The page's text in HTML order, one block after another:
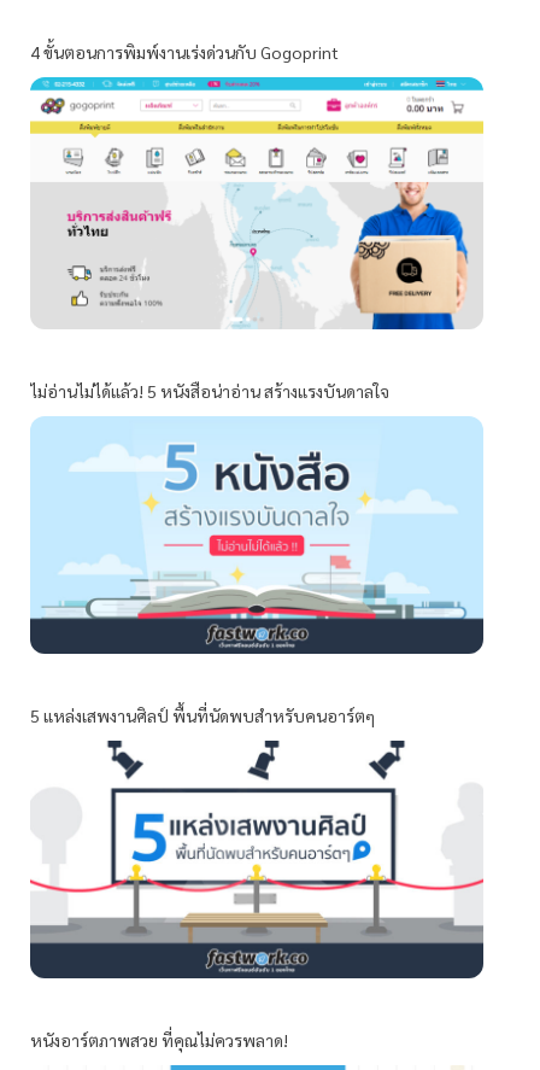
4 ขั้นตอนการพิมพ์งานเร่งด่วนกับ Gogoprint
ไม่อ่านไม่ได้แล้ว! 5 หนังสือน่าอ่าน สร้างแรงบันดาลใจ
5 แหล่งเสพงานศิลป์ พื้นที่นัดพบสำหรับคนอาร์ตๆ
หนังอาร์ตภาพสวย ที่คุณไม่ควรพลาด!